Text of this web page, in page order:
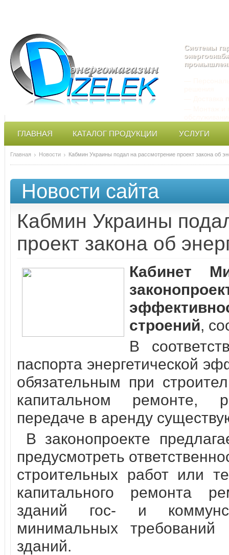
Системы
ГЛАВНАЯ КАТАЛОГ ПРОДУКЦИИ УСЛУГИ
Главная Новости Кабмин Украины подал на рассмотрение проект закона об
Новости сайта
Кабмин Украины
проект закона об
Кабинет
строений,
В
паспорта энергетической
обязательным при
капитальном ремонте,
передаче в аренду
В законопроекте
предусмотреть
строительных работ или
капитального ремонта
зданий гос- и
минимальных требований
зданий.